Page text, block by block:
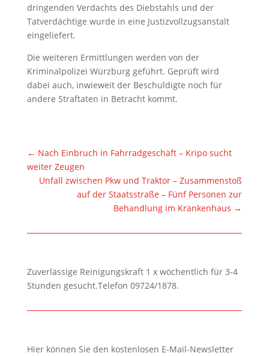
dringenden Verdachts des Diebstahls und der
Tatverdächtige wurde in eine Justizvollzugsanstalt
eingeliefert.
Die weiteren Ermittlungen werden von der
Kriminalpolizei Würzburg geführt. Geprüft wird
dabei auch, inwieweit der Beschuldigte noch für
andere Straftaten in Betracht kommt.
← Nach Einbruch in Fahrradgeschäft – Kripo sucht
weiter Zeugen
Unfall zwischen Pkw und Traktor – Zusammenstoß
auf der Staatsstraße – Fünf Personen zur
Behandlung im Krankenhaus →
Zuverlässige Reinigungskraft 1 x wöchentlich für 3-4
Stunden gesucht.Telefon 09724/1878.
Hier können Sie den kostenlosen E-Mail-Newsletter